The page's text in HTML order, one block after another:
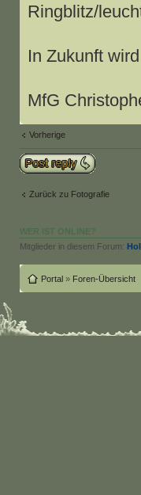
Ringblitz/
In Zukunft
MfG
Vorherige
Antwort schreiben
Zurück zu Fotografie
WER IST ONLINE?
Mitglieder in diesem Forum:
Portal » Foren-Übersicht